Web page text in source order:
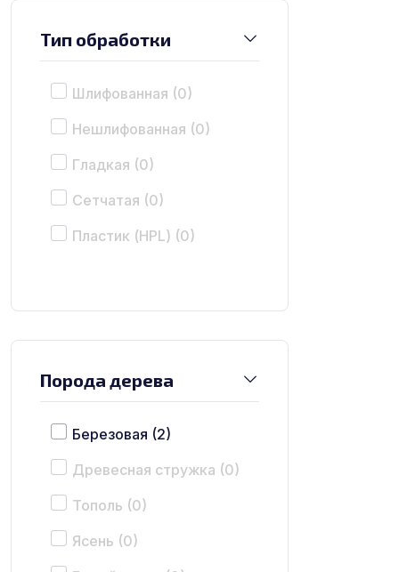
Тип обработки
Шлифованная (0)
Нешлифованная (0)
Гладкая (0)
Сетчатая (0)
Пластик (HPL) (0)
Порода дерева
Березовая (2)
Древесная стружка (0)
Тополь (0)
Ясень (0)